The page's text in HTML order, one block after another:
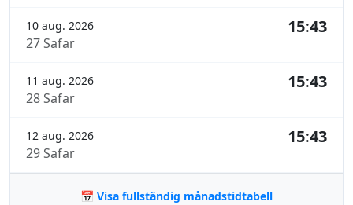
10 aug. 2026
27 Safar
15:43
11 aug. 2026
28 Safar
15:43
12 aug. 2026
29 Safar
15:43
📅 Visa fullständig månadstidtabell